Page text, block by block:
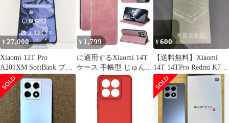
¥27,000
Xiaomi 12T Pro
A201XM SoftBank ブル
ー 送料無料 本体
c15961
¥ 1,799
に適用するXiaomi 14T
ケース 手帳型 じゅんし
ょく 高級PU肌感レザー
TPUインナーシェル カ
ード収納 人気 ストラッ
プホール付き スタンド
¥600
【送料無料】Xiaomi
14T 14TPro Redmi K70
Ultra 対応 強化ガラス
フィルム 3枚セット